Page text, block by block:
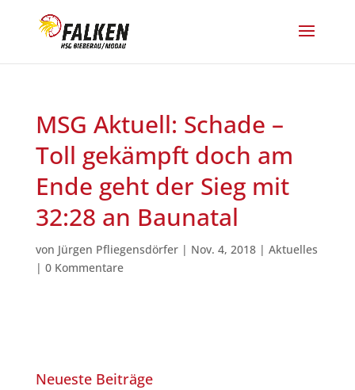
MSG Aktuell: Schade –
Toll gekämpft doch am
Ende geht der Sieg mit
32:28 an Baunatal
von Jürgen Pfliegensdörfer| Nov. 4, 2018| Aktuelles
| 0 Kommentare
Neueste Beiträge